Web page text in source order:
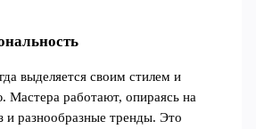
выделяется своим стилем и
Мастера работают, опираясь на
и разнообразные тренды. Это